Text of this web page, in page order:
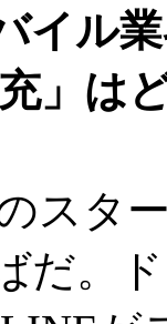
イル
」
スタ
だ。